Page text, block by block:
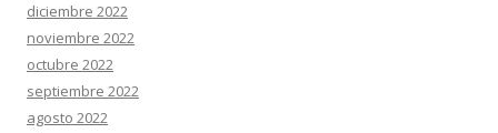
diciembre 2022
noviembre 2022
octubre 2022
septiembre 2022
agosto 2022